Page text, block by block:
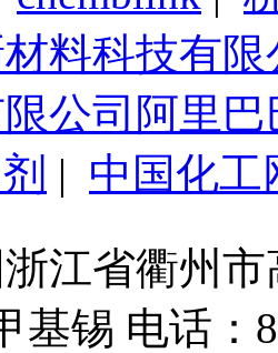
料科技有
公司阿里巴
| 中国化工
江省衢州
基锡 电话：